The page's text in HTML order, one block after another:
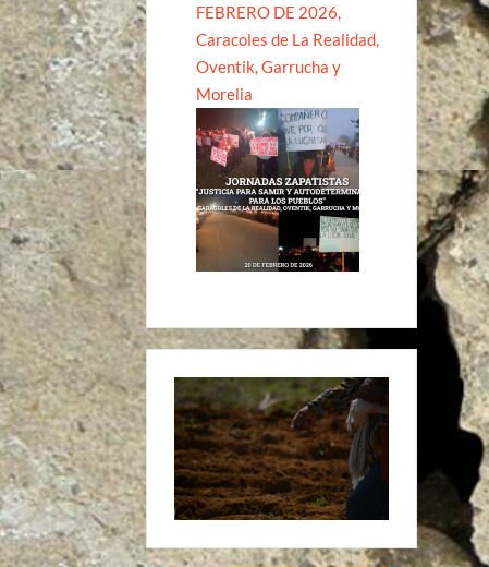
FEBRERO DE 2026,
Caracoles de La Realidad,
Oventik, Garrucha y
Morelia